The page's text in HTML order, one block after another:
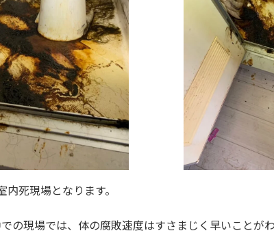
死現場となります。
の現場では、体の腐敗速度はすさまじく早いことがわ